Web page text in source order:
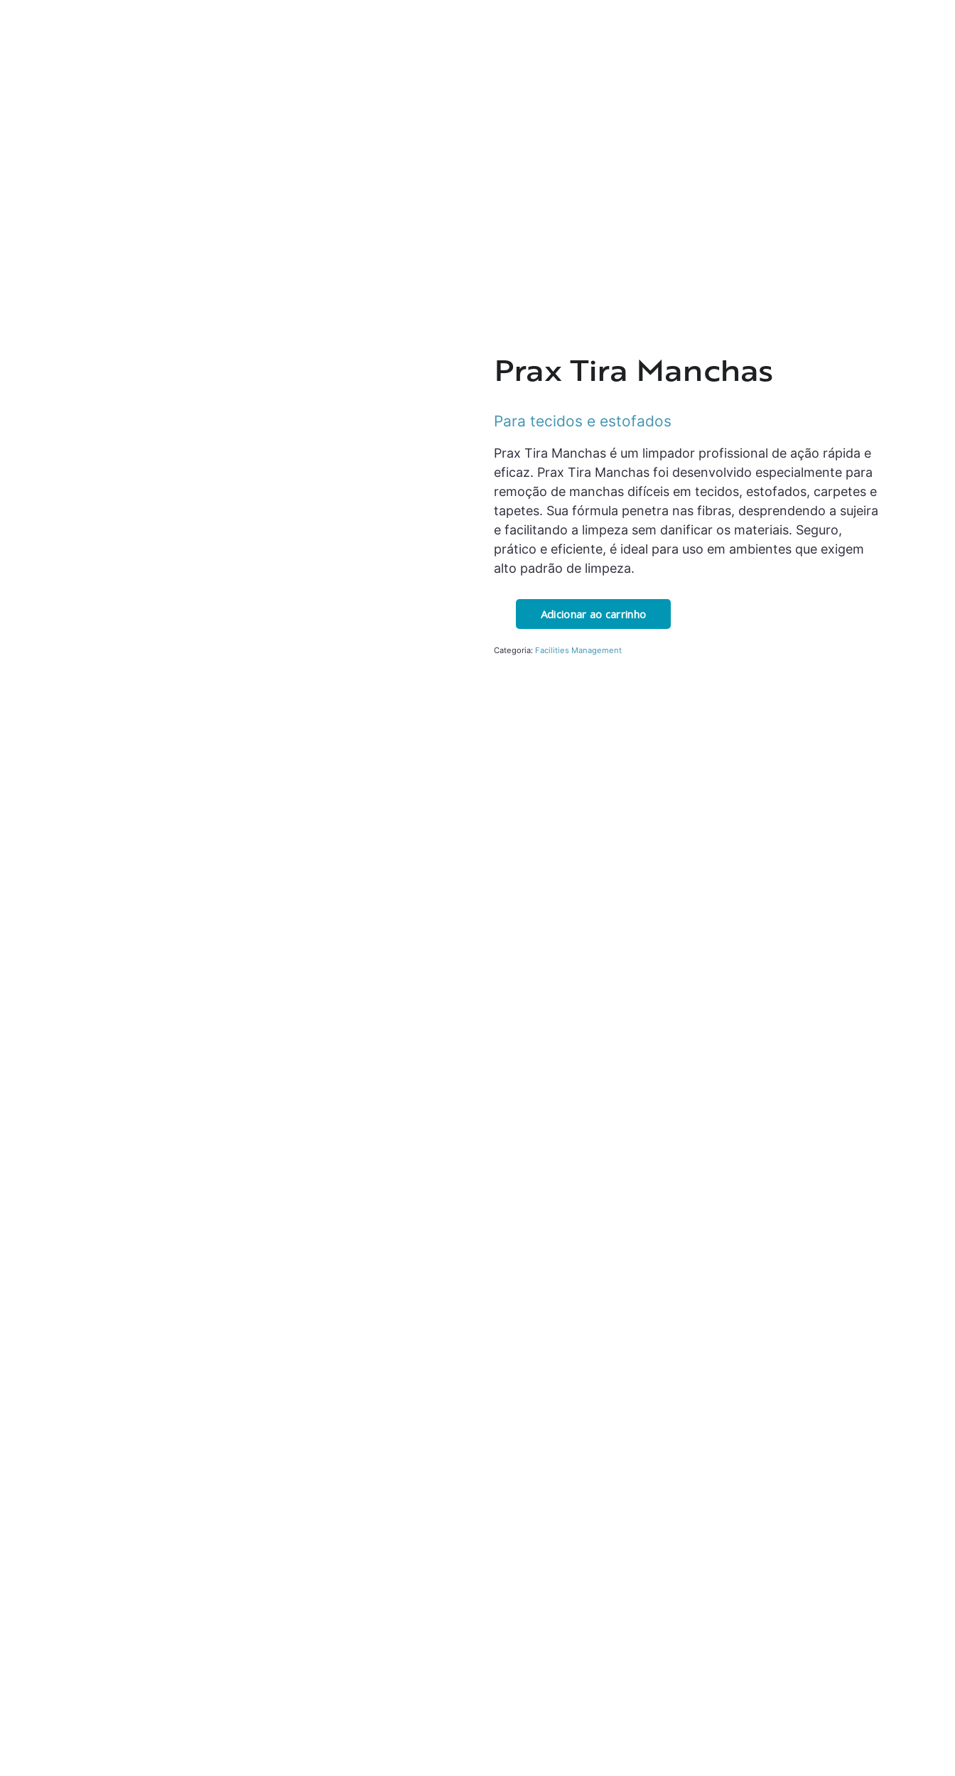
Prax Tira Manchas
Para tecidos e estofados
Prax Tira Manchas é um limpador profissional de ação rápida e
eficaz. Prax Tira Manchas foi desenvolvido especialmente para
remoção de manchas difíceis em tecidos, estofados, carpetes e
tapetes. Sua fórmula penetra nas fibras, desprendendo a sujeira
e facilitando a limpeza sem danificar os materiais. Seguro,
prático e eficiente, é ideal para uso em ambientes que exigem
alto padrão de limpeza.
Categoria: Facilities Management